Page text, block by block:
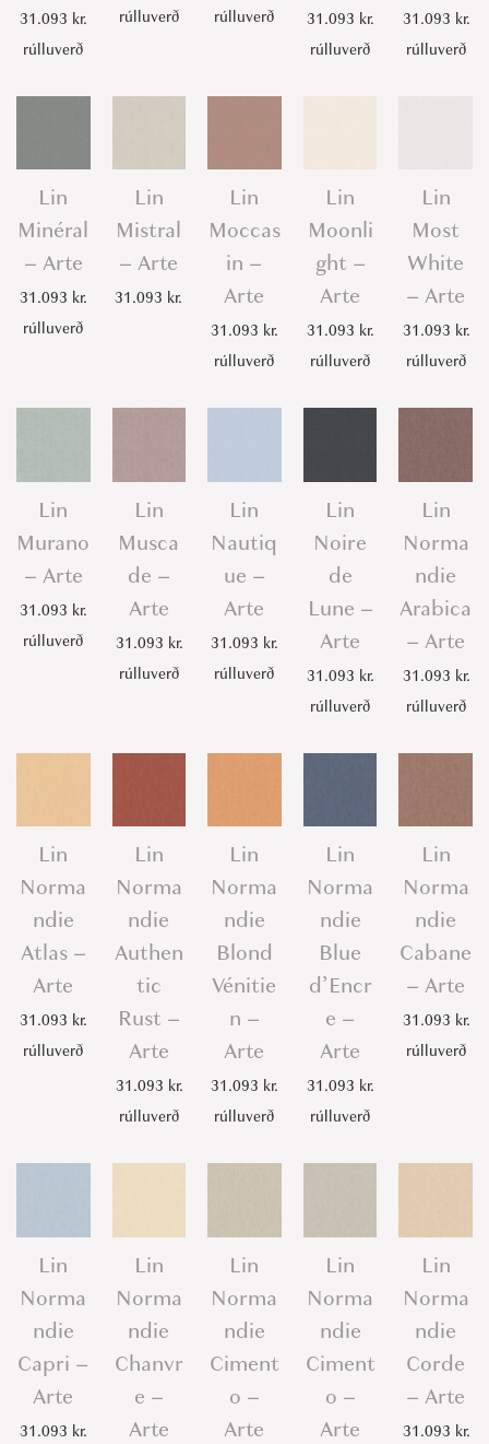
31.093 kr.
rúlluverð
rúlluverð
rúlluverð
31.093 kr.
rúlluverð
31.093 kr.
rúlluverð
Lin
Minéral
– Arte
31.093 kr.
rúlluverð
Lin
Mistral
– Arte
31.093 kr.
Lin
Moccas
in –
Arte
31.093 kr.
rúlluverð
Lin
Moonli
ght –
Arte
31.093 kr.
rúlluverð
Lin
Most
White
– Arte
31.093 kr.
rúlluverð
Lin
Murano
– Arte
31.093 kr.
rúlluverð
Lin
Musca
de –
Arte
31.093 kr.
rúlluverð
Lin
Nautiq
ue –
Arte
31.093 kr.
rúlluverð
Lin
Noire
de
Lune –
Arte
31.093 kr.
rúlluverð
Lin
Norma
ndie
Arabica
– Arte
31.093 kr.
rúlluverð
Lin
Norma
ndie
Atlas –
Arte
31.093 kr.
rúlluverð
Lin
Norma
ndie
Authen
tic
Rust –
Arte
31.093 kr.
rúlluverð
Lin
Norma
ndie
Blond
Vénitie
n –
Arte
31.093 kr.
rúlluverð
Lin
Norma
ndie
Blue
d’Encr
e –
Arte
31.093 kr.
rúlluverð
Lin
Norma
ndie
Cabane
– Arte
31.093 kr.
rúlluverð
Lin
Norma
ndie
Capri –
Arte
31.093 kr.
Lin
Norma
ndie
Chanvr
e –
Arte
Lin
Norma
ndie
Ciment
o –
Arte
Lin
Norma
ndie
Ciment
o –
Arte
Lin
Norma
ndie
Corde
– Arte
31.093 kr.